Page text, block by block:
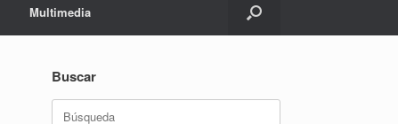
Multimedia
Buscar
Buscar: